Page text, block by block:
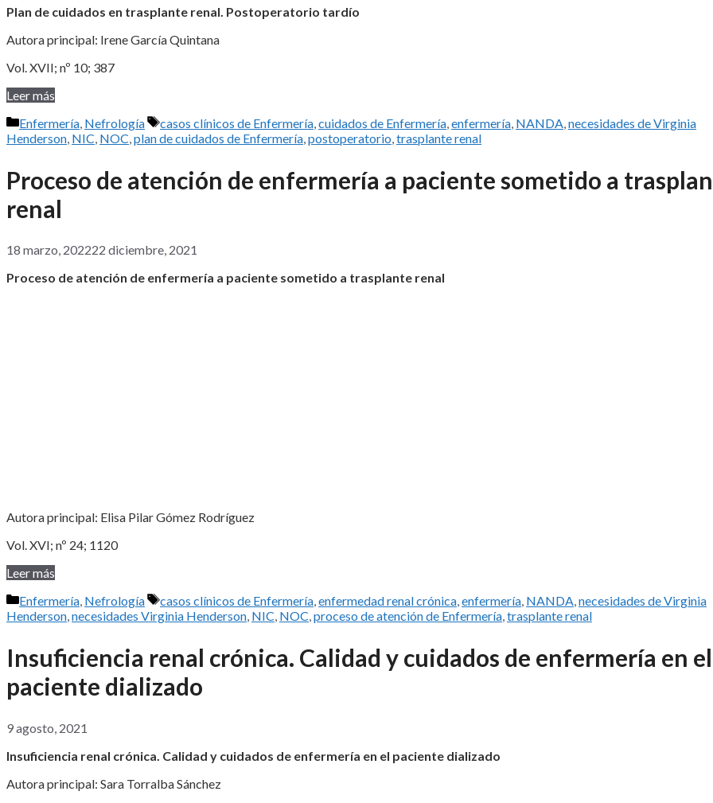
Plan de cuidados en trasplante renal. Postoperatorio tardío
Autora principal: Irene García Quintana
Vol. XVII; nº 10; 387
Leer más
Categorías
Enfermería Nefrología Etiquetas
casos clínicos de Enfermería cuidados de Enfermería enfermería NANDA necesidades de Virginia
Henderson NIC NOC plan de cuidados de Enfermería postoperatorio trasplante renal
Proceso de atención de enfermería a paciente sometido a
renal
18 marzo, 202222 diciembre, 2021
Proceso de atención de enfermería a paciente sometido a trasplante renal
Autora principal: Elisa Pilar Gómez Rodríguez
Vol. XVI; nº 24; 1120
Leer más
Categorías
Enfermería, Nefrología Etiquetas
casos clínicos de Enfermería,enfermedad renal crónica,enfermería, NANDA,necesidades de Virginia
Henderson,necesidades Virginia Henderson, NIC, NOC,proceso de atención de Enfermería,trasplante renal
Insuficiencia renal crónica. Calidad y cuidados de enfermería en el
paciente dializado
9 agosto, 2021
Insuficiencia renal crónica. Calidad y cuidados de enfermería en el paciente dializado
Autora principal: Sara Torralba Sánchez